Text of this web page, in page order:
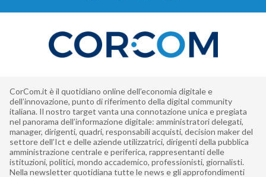
CorCom.it è il quotidiano online dell’economia digitale e
dell’innovazione, punto di riferimento della digital community
italiana. Il nostro target vanta una connotazione unica e pregiata
nel panorama dell’informazione digitale: amministratori delegati,
manager, dirigenti, quadri, responsabili acquisti, decision maker del
settore dell’Ict e delle aziende utilizzatrici, dirigenti della pubblica
amministrazione centrale e periferica, rappresentanti delle
istituzioni, politici, mondo accademico, professionisti, giornalisti.
Nella newsletter quotidiana tutte le news e gli approfondimenti